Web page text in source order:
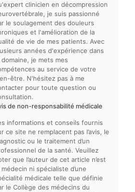
clinicien en décompression
je suis passionné
le soulagement des douleurs
et l'amélioration de la
de vie de mes patients. Avec
années d'expérience dans
domaine, je mets mes
au service de votre
être. N'hésitez pas à me
pour toute question ou
de non-responsabilité médicale
informations et conseils fournis
ce site ne remplacent pas l’avis, le
ou le traitement d’un
de la santé. Veuillez
que l’auteur de cet article n’est
médecin ni spécialiste d’une
médicale telle que définie
le Collège des médecins du